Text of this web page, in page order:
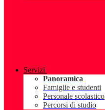
Servizi
Panoramica
Famiglie e studenti
Personale scolastico
Percorsi di studio